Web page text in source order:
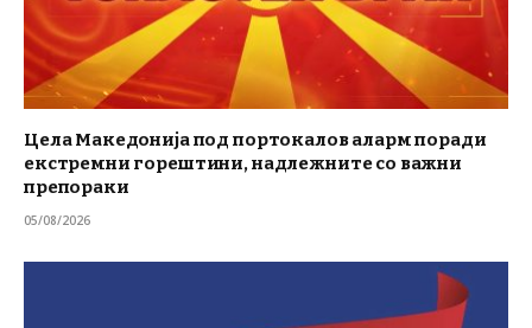
Цела Македонија под портокалов аларм поради
екстремни горештини, надлежните со важни
препораки
05/08/2026